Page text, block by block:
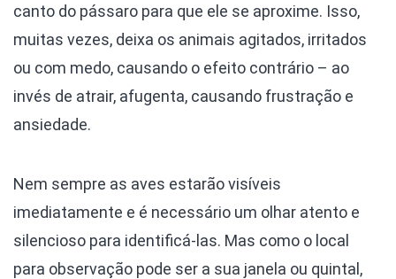
canto do pássaro para que ele se aproxime. Isso,
muitas vezes, deixa os animais agitados, irritados
ou com medo, causando o efeito contrário – ao
invés de atrair, afugenta, causando frustração e
ansiedade.
Nem sempre as aves estarão visíveis
imediatamente e é necessário um olhar atento e
silencioso para identificá-las. Mas como o local
para observação pode ser a sua janela ou quintal,